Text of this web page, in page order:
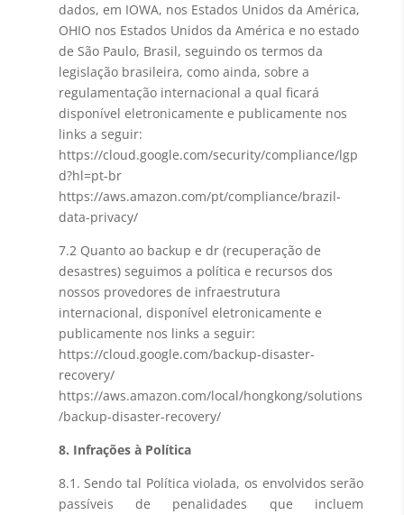
dados, em IOWA, nos Estados Unidos da América,
OHIO nos Estados Unidos da América e no estado
de São Paulo, Brasil, seguindo os termos da
legislação brasileira, como ainda, sobre a
regulamentação internacional a qual ficará
disponível eletronicamente e publicamente nos
links a seguir:
https://cloud.google.com/security/compliance/lgp
d?hl=pt-br
https://aws.amazon.com/pt/compliance/brazil-
data-privacy/
7.2 Quanto ao backup e dr (recuperação de
desastres) seguimos a política e recursos dos
nossos provedores de infraestrutura
internacional, disponível eletronicamente e
publicamente nos links a seguir:
https://cloud.google.com/backup-disaster-
recovery/
https://aws.amazon.com/local/hongkong/solutions
/backup-disaster-recovery/
8. Infrações à Política
8.1. Sendo tal Política violada, os envolvidos serão
passíveis de penalidades que incluem